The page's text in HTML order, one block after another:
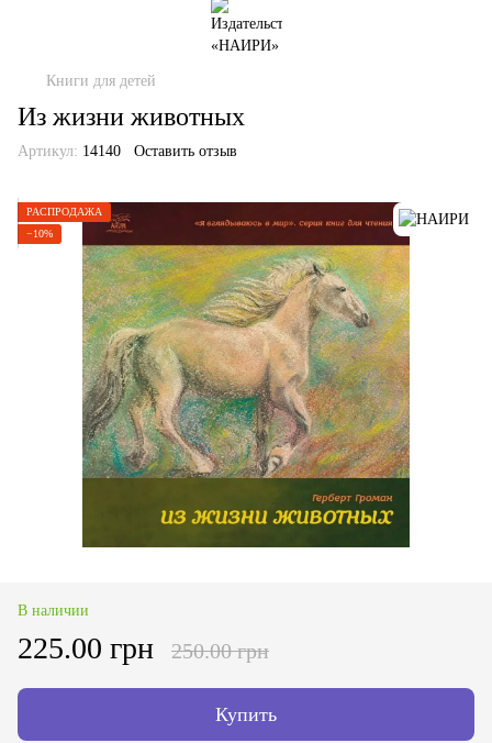
Книги для детей
Из жизни животных
Артикул: 14140 Оставить отзыв
РАСПРОДАЖА
−10%
В наличии
225.00 грн 250.00 грн
Купить